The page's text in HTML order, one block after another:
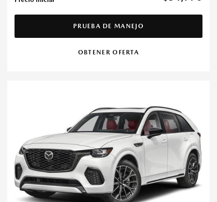
PRUEBA DE MANEJO
OBTENER OFERTA